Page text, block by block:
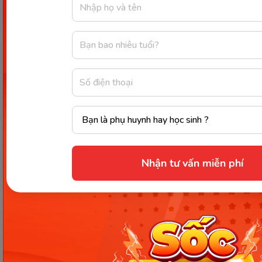
Nhận tư vấn miễn phí
Đặt câu hỏi cho các bộ phận câu in đậm:
Câu 4: Tiếng Việtlà môn học em yêu thích nhất.
em yêu thích nhất là gì? Hoặc Em yêu thích nhất
Câu 5: Trần Quốc Toảnbóp nát quả cam.
Đặt câu hỏi cho bộ phận in đậm dưới đây
Giờ ra chơi ở trường, chúng em
cùng nhau
Đặt câu cho bộ phận in đậm: Giờ ra chơi ở trường